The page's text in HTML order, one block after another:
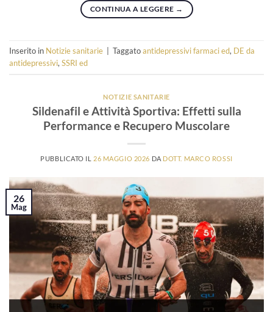
CONTINUA A LEGGERE →
Inserito in Notizie sanitarie Taggatoantidepressivi farmaci ed, DE da
antidepressivi,SSRI ed
NOTIZIE SANITARIE
Sildenafil e Attività Sportiva: Effetti sulla
Performance e Recupero Muscolare
PUBBLICATO IL 26 MAGGIO 2026 DA DOTT. MARCO ROSSI
26
Mag